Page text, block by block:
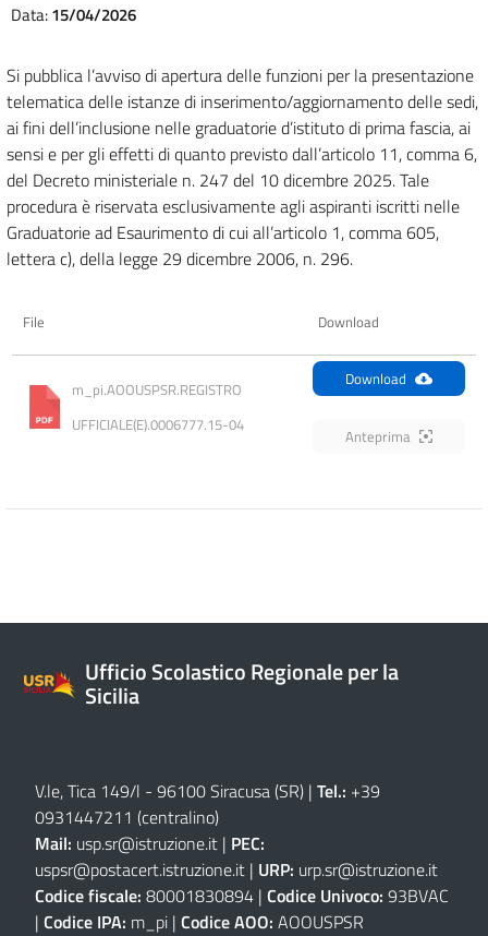
Data:15/04/2026
Si pubblica l’avviso di apertura delle funzioni per la presentazione
telematica delle istanze di inserimento/aggiornamento delle sedi,
ai fini dell’inclusione nelle graduatorie d’istituto di prima fascia, ai
sensi e per gli effetti di quanto previsto dall’articolo 11, comma 6,
del Decreto ministeriale n. 247 del 10 dicembre 2025. Tale
procedura è riservata esclusivamente agli aspiranti iscritti nelle
Graduatorie ad Esaurimento di cui all’articolo 1, comma 605,
lettera c), della legge 29 dicembre 2006, n. 296.
File Download
m_pi.AOOUSPSR.REGISTRO
UFFICIALE(E).0006777.15-04
Download
Anteprima
Ufficio Scolastico Regionale per la
Sicilia
V.le, Tica 149/l - 96100 Siracusa (SR) | Tel.: +39
0931447211 (centralino)
Mail: usp.sr@istruzione.it | PEC:
uspsr@postacert.istruzione.it | URP: urp.sr@istruzione.it
Codice fiscale: 80001830894 | Codice Univoco: 93BVAC
| Codice IPA: m_pi | Codice AOO: AOOUSPSR